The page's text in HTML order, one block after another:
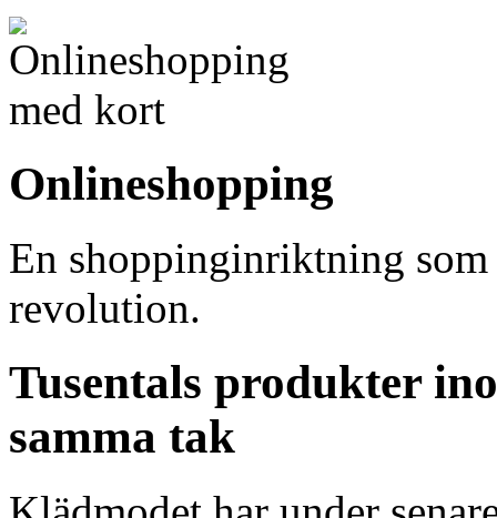
Onlineshopping
En shoppinginriktning
revolution.
Tusentals produkter
samma tak